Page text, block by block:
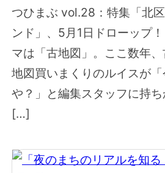
つひまぶ vol.28：特集「北
ンド」、5月1日ドローップ
マは「古地図」。ここ数年
地図買いまくりのルイスが
や？」と編集スタッフに持
[…]